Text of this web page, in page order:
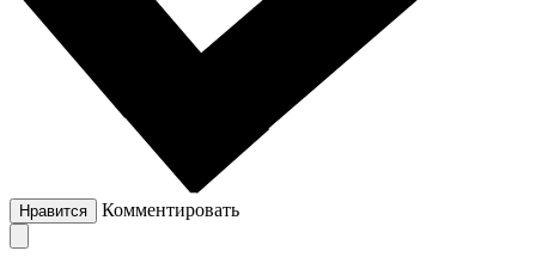
Нравится Комментировать